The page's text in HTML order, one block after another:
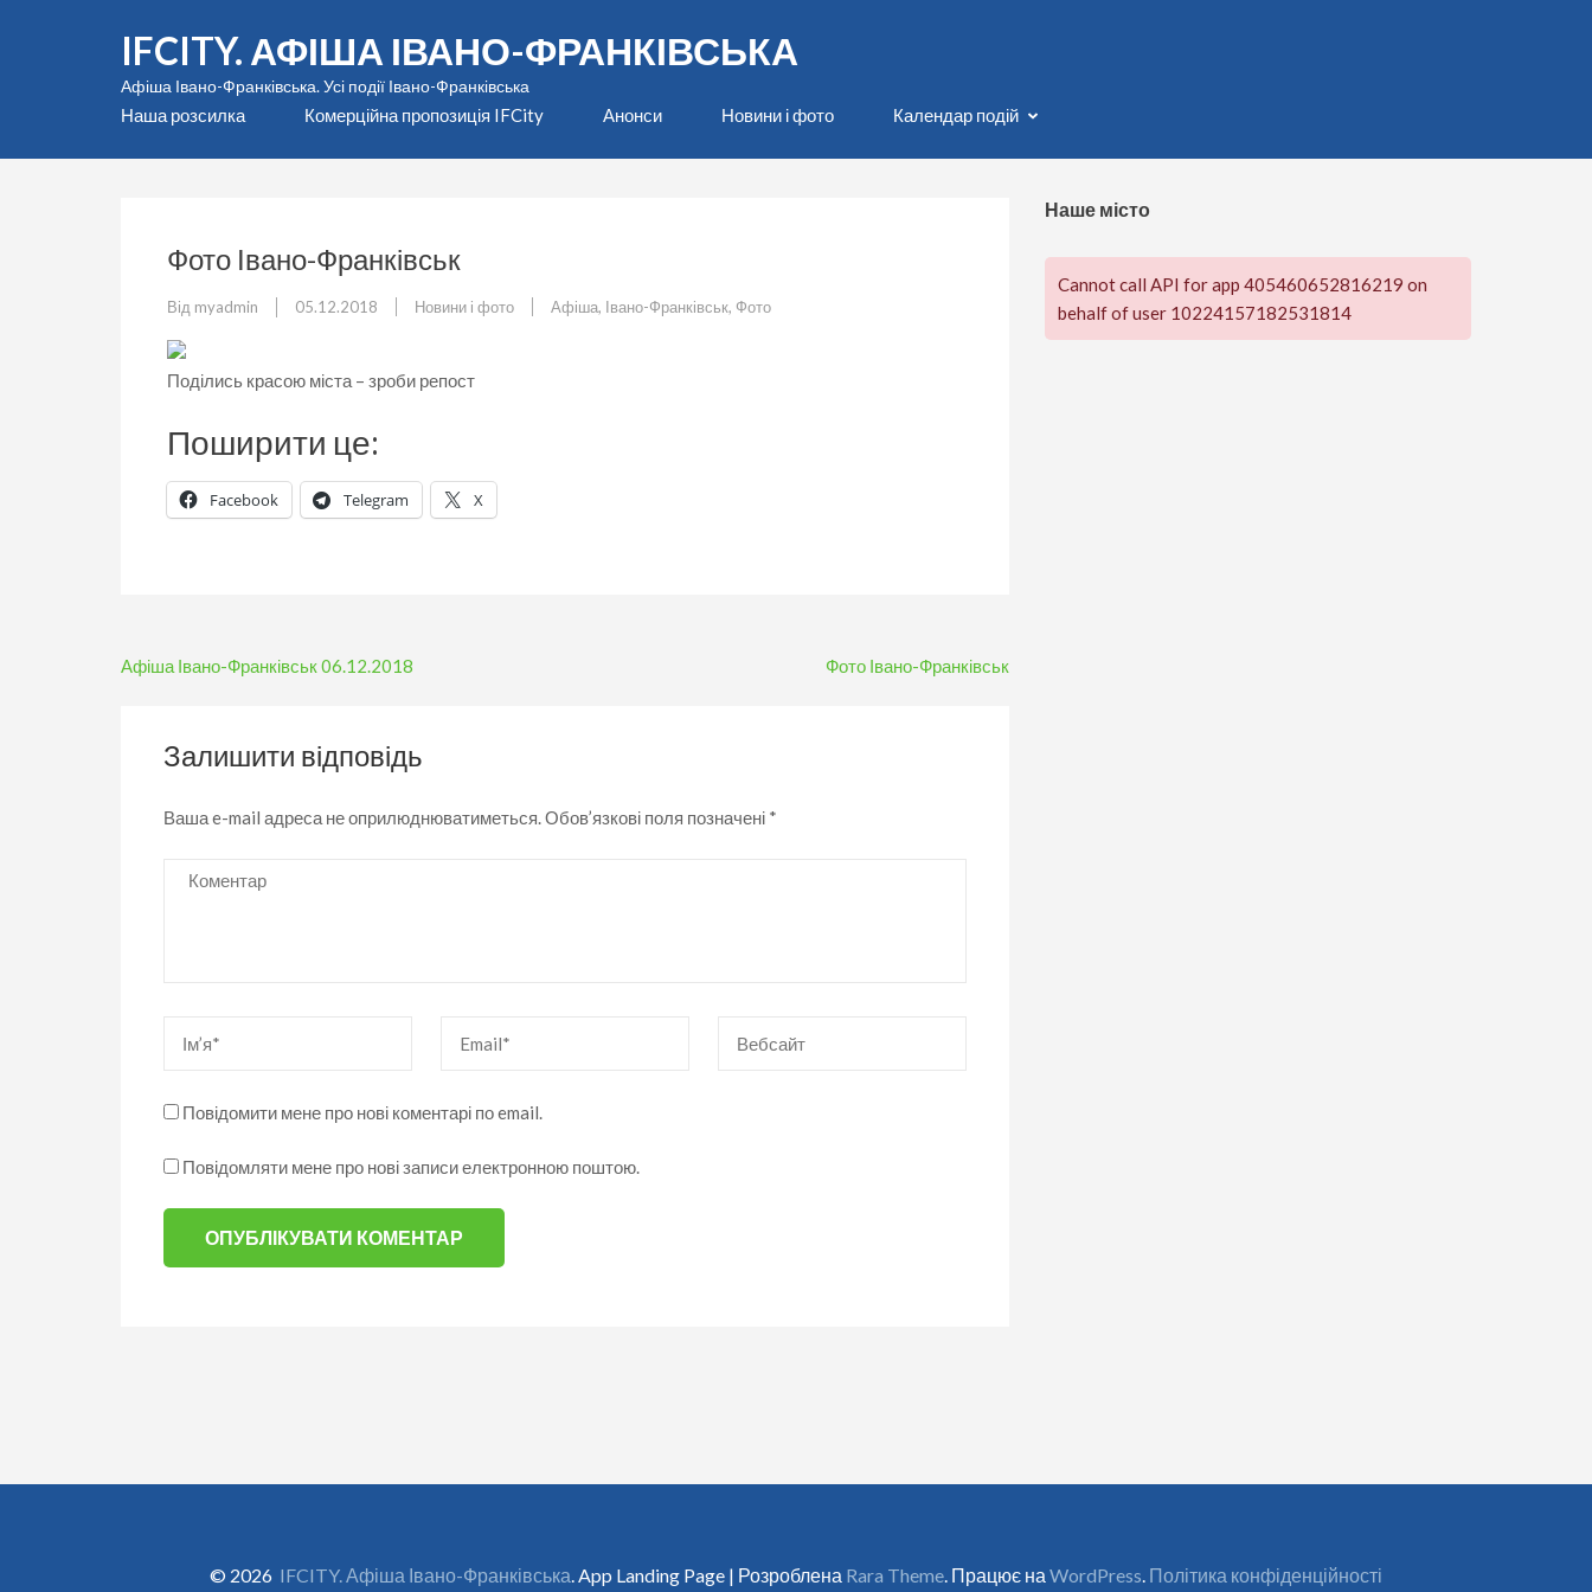
IFCITY. АФІША ІВАНО-ФРАНКІВСЬКА
Афіша Івано-Франківська. Усі події Івано-Франківська
Наша розсилка Комерційна пропозиція IFCity Анонси Новини і фото Календар подій
Фото Івано-Франківськ
Від myadmin 05.12.2018 Новини і фото Афіша, Івано-Франківськ, Фото
Поділись красою міста – зроби репост
Поширити це:
Facebook Telegram X
Навігація
Афіша Івано-Франківськ 06.12.2018 Фото Івано-Франківськ
Залишити відповідь
Ваша e-mail адреса не оприлюднюватиметься.Обов’язкові поля позначені *
Коментар
Повідомити мене про нові коментарі по email.
Повідомляти мене про нові записи електронною поштою.
Наше місто
Cannot call API for app 405460652816219 on
behalf of user 10224157182531814
© 2026 IFCITY. Афіша Івано-Франківська. App Landing Page | Розроблена Rara Theme. Працює на WordPress. Політика конфіденційності